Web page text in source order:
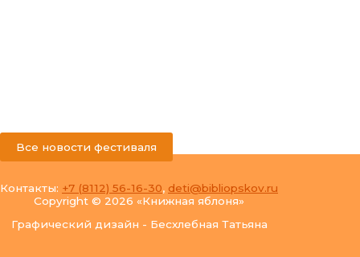
Все новости фестиваля
Контакты: +7 (8112) 56-16-30, deti@bibliopskov.ru
Copyright © 2026 «Книжная яблоня»
Графический дизайн - Бесхлебная Татьяна